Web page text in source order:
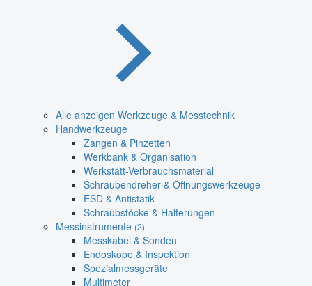
Alle anzeigen Werkzeuge & Messtechnik
Handwerkzeuge
Zangen & Pinzetten
Werkbank & Organisation
Werkstatt-Verbrauchsmaterial
Schraubendreher & Öffnungswerkzeuge
ESD & Antistatik
Schraubstöcke & Halterungen
Messinstrumente (2)
Messkabel & Sonden
Endoskope & Inspektion
Spezialmessgeräte
Multimeter